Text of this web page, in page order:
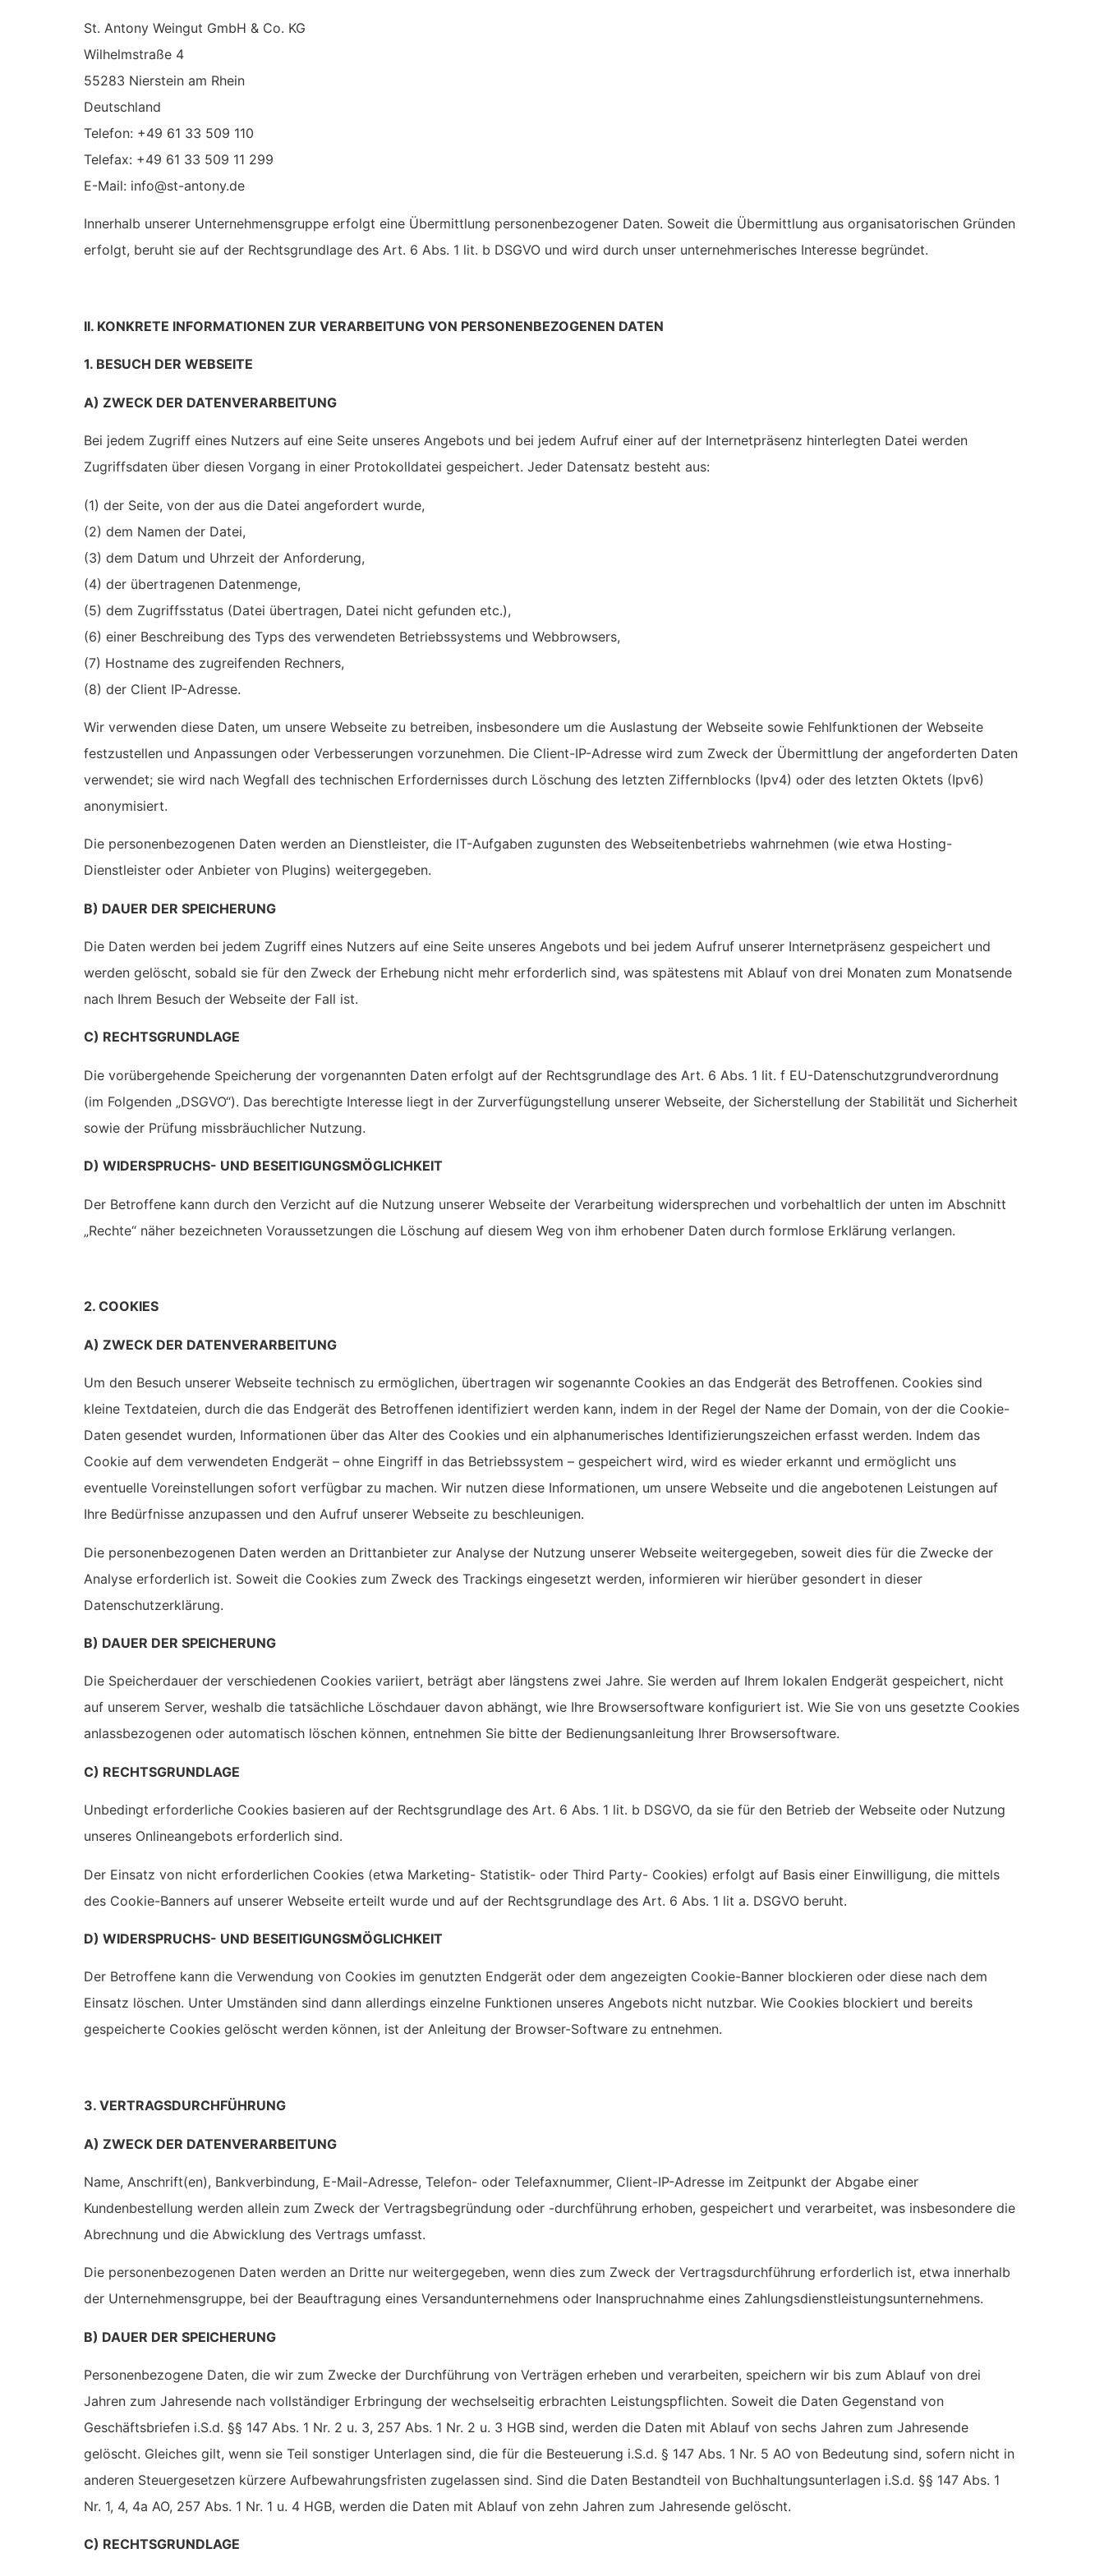
St. Antony Weingut GmbH & Co. KG
Wilhelmstraße 4
55283 Nierstein am Rhein
Deutschland
Telefon: +49 61 33 509 110
Telefax: +49 61 33 509 11 299
E-Mail: info@st-antony.de
Innerhalb unserer Unternehmensgruppe erfolgt eine Übermittlung personenbezogener Daten. Soweit die Übermittlung aus organisatorischen Gründen
erfolgt, beruht sie auf der Rechtsgrundlage des Art. 6 Abs. 1 lit. b DSGVO und wird durch unser unternehmerisches Interesse begründet.
II. KONKRETE INFORMATIONEN ZUR VERARBEITUNG VON PERSONENBEZOGENEN DATEN
1. BESUCH DER WEBSEITE
A) ZWECK DER DATENVERARBEITUNG
Bei jedem Zugriff eines Nutzers auf eine Seite unseres Angebots und bei jedem Aufruf einer auf der Internetpräsenz hinterlegten Datei werden
Zugriffsdaten über diesen Vorgang in einer Protokolldatei gespeichert. Jeder Datensatz besteht aus:
(1) der Seite, von der aus die Datei angefordert wurde,
(2) dem Namen der Datei,
(3) dem Datum und Uhrzeit der Anforderung,
(4) der übertragenen Datenmenge,
(5) dem Zugriffsstatus (Datei übertragen, Datei nicht gefunden etc.),
(6) einer Beschreibung des Typs des verwendeten Betriebssystems und Webbrowsers,
(7) Hostname des zugreifenden Rechners,
(8) der Client IP-Adresse.
Wir verwenden diese Daten, um unsere Webseite zu betreiben, insbesondere um die Auslastung der Webseite sowie Fehlfunktionen der Webseite
festzustellen und Anpassungen oder Verbesserungen vorzunehmen. Die Client-IP-Adresse wird zum Zweck der Übermittlung der angeforderten Daten
verwendet; sie wird nach Wegfall des technischen Erfordernisses durch Löschung des letzten Ziffernblocks (Ipv4) oder des letzten Oktets (Ipv6)
anonymisiert.
Die personenbezogenen Daten werden an Dienstleister, die IT-Aufgaben zugunsten des Webseitenbetriebs wahrnehmen (wie etwa Hosting-
Dienstleister oder Anbieter von Plugins) weitergegeben.
B) DAUER DER SPEICHERUNG
Die Daten werden bei jedem Zugriff eines Nutzers auf eine Seite unseres Angebots und bei jedem Aufruf unserer Internetpräsenz gespeichert und
werden gelöscht, sobald sie für den Zweck der Erhebung nicht mehr erforderlich sind, was spätestens mit Ablauf von drei Monaten zum Monatsende
nach Ihrem Besuch der Webseite der Fall ist.
C) RECHTSGRUNDLAGE
Die vorübergehende Speicherung der vorgenannten Daten erfolgt auf der Rechtsgrundlage des Art. 6 Abs. 1 lit. f EU-Datenschutzgrundverordnung
(im Folgenden „DSGVO“). Das berechtigte Interesse liegt in der Zurverfügungstellung unserer Webseite, der Sicherstellung der Stabilität und Sicherheit
sowie der Prüfung missbräuchlicher Nutzung.
D) WIDERSPRUCHS- UND BESEITIGUNGSMÖGLICHKEIT
Der Betroffene kann durch den Verzicht auf die Nutzung unserer Webseite der Verarbeitung widersprechen und vorbehaltlich der unten im Abschnitt
„Rechte“ näher bezeichneten Voraussetzungen die Löschung auf diesem Weg von ihm erhobener Daten durch formlose Erklärung verlangen.
2. COOKIES
A) ZWECK DER DATENVERARBEITUNG
Um den Besuch unserer Webseite technisch zu ermöglichen, übertragen wir sogenannte Cookies an das Endgerät des Betroffenen. Cookies sind
kleine Textdateien, durch die das Endgerät des Betroffenen identifiziert werden kann, indem in der Regel der Name der Domain, von der die Cookie-
Daten gesendet wurden, Informationen über das Alter des Cookies und ein alphanumerisches Identifizierungszeichen erfasst werden. Indem das
Cookie auf dem verwendeten Endgerät – ohne Eingriff in das Betriebssystem – gespeichert wird, wird es wieder erkannt und ermöglicht uns
eventuelle Voreinstellungen sofort verfügbar zu machen. Wir nutzen diese Informationen, um unsere Webseite und die angebotenen Leistungen auf
Ihre Bedürfnisse anzupassen und den Aufruf unserer Webseite zu beschleunigen.
Die personenbezogenen Daten werden an Drittanbieter zur Analyse der Nutzung unserer Webseite weitergegeben, soweit dies für die Zwecke der
Analyse erforderlich ist. Soweit die Cookies zum Zweck des Trackings eingesetzt werden, informieren wir hierüber gesondert in dieser
Datenschutzerklärung.
B) DAUER DER SPEICHERUNG
Die Speicherdauer der verschiedenen Cookies variiert, beträgt aber längstens zwei Jahre. Sie werden auf Ihrem lokalen Endgerät gespeichert, nicht
auf unserem Server, weshalb die tatsächliche Löschdauer davon abhängt, wie Ihre Browsersoftware konfiguriert ist. Wie Sie von uns gesetzte Cookies
anlassbezogenen oder automatisch löschen können, entnehmen Sie bitte der Bedienungsanleitung Ihrer Browsersoftware.
C) RECHTSGRUNDLAGE
Unbedingt erforderliche Cookies basieren auf der Rechtsgrundlage des Art. 6 Abs. 1 lit. b DSGVO, da sie für den Betrieb der Webseite oder Nutzung
unseres Onlineangebots erforderlich sind.
Der Einsatz von nicht erforderlichen Cookies (etwa Marketing- Statistik- oder Third Party- Cookies) erfolgt auf Basis einer Einwilligung, die mittels
des Cookie-Banners auf unserer Webseite erteilt wurde und auf der Rechtsgrundlage des Art. 6 Abs. 1 lit a. DSGVO beruht.
D) WIDERSPRUCHS- UND BESEITIGUNGSMÖGLICHKEIT
Der Betroffene kann die Verwendung von Cookies im genutzten Endgerät oder dem angezeigten Cookie-Banner blockieren oder diese nach dem
Einsatz löschen. Unter Umständen sind dann allerdings einzelne Funktionen unseres Angebots nicht nutzbar. Wie Cookies blockiert und bereits
gespeicherte Cookies gelöscht werden können, ist der Anleitung der Browser-Software zu entnehmen.
3. VERTRAGSDURCHFÜHRUNG
A) ZWECK DER DATENVERARBEITUNG
Name, Anschrift(en), Bankverbindung, E-Mail-Adresse, Telefon- oder Telefaxnummer, Client-IP-Adresse im Zeitpunkt der Abgabe einer
Kundenbestellung werden allein zum Zweck der Vertragsbegründung oder -durchführung erhoben, gespeichert und verarbeitet, was insbesondere die
Abrechnung und die Abwicklung des Vertrags umfasst.
Die personenbezogenen Daten werden an Dritte nur weitergegeben, wenn dies zum Zweck der Vertragsdurchführung erforderlich ist, etwa innerhalb
der Unternehmensgruppe, bei der Beauftragung eines Versandunternehmens oder Inanspruchnahme eines Zahlungsdienstleistungsunternehmens.
B) DAUER DER SPEICHERUNG
Personenbezogene Daten, die wir zum Zwecke der Durchführung von Verträgen erheben und verarbeiten, speichern wir bis zum Ablauf von drei
Jahren zum Jahresende nach vollständiger Erbringung der wechselseitig erbrachten Leistungspflichten. Soweit die Daten Gegenstand von
Geschäftsbriefen i.S.d. §§ 147 Abs. 1 Nr. 2 u. 3, 257 Abs. 1 Nr. 2 u. 3 HGB sind, werden die Daten mit Ablauf von sechs Jahren zum Jahresende
gelöscht. Gleiches gilt, wenn sie Teil sonstiger Unterlagen sind, die für die Besteuerung i.S.d. § 147 Abs. 1 Nr. 5 AO von Bedeutung sind, sofern nicht in
anderen Steuergesetzen kürzere Aufbewahrungsfristen zugelassen sind. Sind die Daten Bestandteil von Buchhaltungsunterlagen i.S.d. §§ 147 Abs. 1
Nr. 1, 4, 4a AO, 257 Abs. 1 Nr. 1 u. 4 HGB, werden die Daten mit Ablauf von zehn Jahren zum Jahresende gelöscht.
C) RECHTSGRUNDLAGE